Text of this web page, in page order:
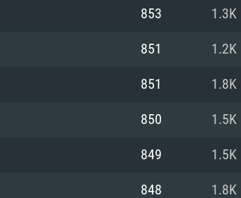
시스템
853 1.3K
851 1.2K
851 1.8K
850 1.5K
849 1.5K
848 1.8K